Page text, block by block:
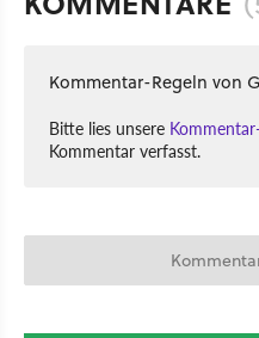
Kommentar-Regeln von
Bitte lies unsere
Kommentar verfasst.